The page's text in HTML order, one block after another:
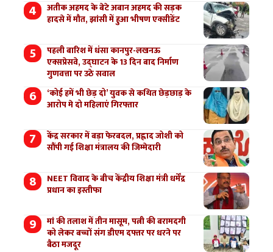
अतीक अहमद के बेटे अबान अहमद की सड़क
हादसे में मौत, झांसी में हुआ भीषण एक्सीडेंट
पहली बारिश में धंसा कानपुर-लखनऊ
एक्सप्रेसवे, उद्घाटन के 13 दिन बाद निर्माण
गुणवत्ता पर उठे सवाल
‘कोई हमें भी छेड़ दो’ युवक से कथित छेड़छाड़ के
आरोप मे दो महिलाएं गिरफ्तार
केंद्र सरकार में बड़ा फेरबदल, प्रह्लाद जोशी को
सौंपी गई शिक्षा मंत्रालय की जिम्मेदारी
NEET विवाद के बीच केंद्रीय शिक्षा मंत्री धर्मेंद्र
प्रधान का इस्तीफा
मां की तलाश में तीन मासूम, पत्नी की बरामदगी
को लेकर बच्चों संग डीएम दफ्तर पर धरने पर
बैठा मजदूर